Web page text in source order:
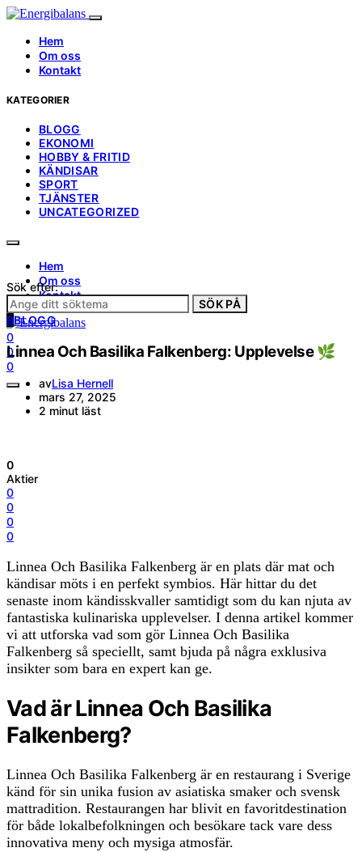
Hem
Om oss
Kontakt
KATEGORIER
BLOGG
EKONOMI
HOBBY & FRITID
KÄNDISAR
SPORT
TJÄNSTER
UNCATEGORIZED
Hem
Om oss
Kontakt
0
0
0
Sök efter:
SÖK PÅ
BBLOGG
Linnea Och Basilika Falkenberg: Upplevelse 🌿
avLisa Hernell
mars 27, 2025
2 minut läst
0
Aktier
0
0
0
0
Linnea Och Basilika Falkenberg är en plats där mat och
kändisar möts i en perfekt symbios. Här hittar du det
senaste inom kändisskvaller samtidigt som du kan njuta av
fantastiska kulinariska upplevelser. I denna artikel kommer
vi att utforska vad som gör Linnea Och Basilika
Falkenberg så speciellt, samt bjuda på några exklusiva
insikter som bara en expert kan ge.
Vad är Linnea Och Basilika
Falkenberg?
Linnea Och Basilika Falkenberg är en restaurang i Sverige
känd för sin unika fusion av asiatiska smaker och svensk
mattradition. Restaurangen har blivit en favoritdestination
för både lokalbefolkningen och besökare tack vare dess
innovativa meny och mysiga atmosfär.